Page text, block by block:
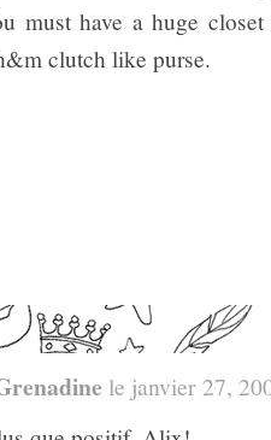
must have a huge
clutch like purse.
le janvier 27,